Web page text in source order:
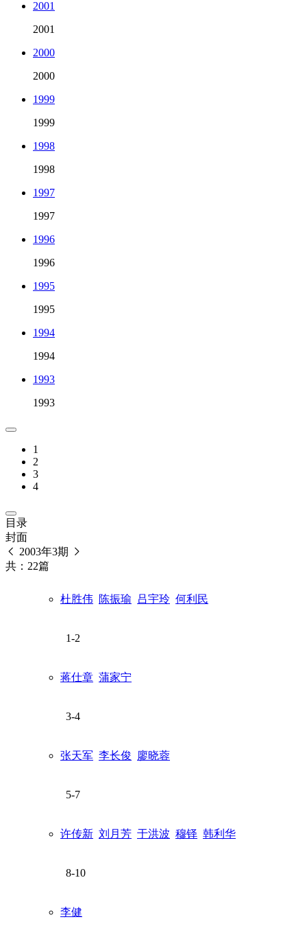
2001
2001
2000
2000
1999
1999
1998
1998
1997
1997
1996
1996
1995
1995
1994
1994
1993
1993
1
2
3
4
目录
封面
2003年3期
共：22篇
杜胜伟 陈振瑜 吕宇玲 何利民
1-2
蒋仕章 蒲家宁
3-4
张天军 李长俊 廖晓蓉
5-7
许传新 刘月芳 于洪波 穆铎 韩利华
8-10
李健